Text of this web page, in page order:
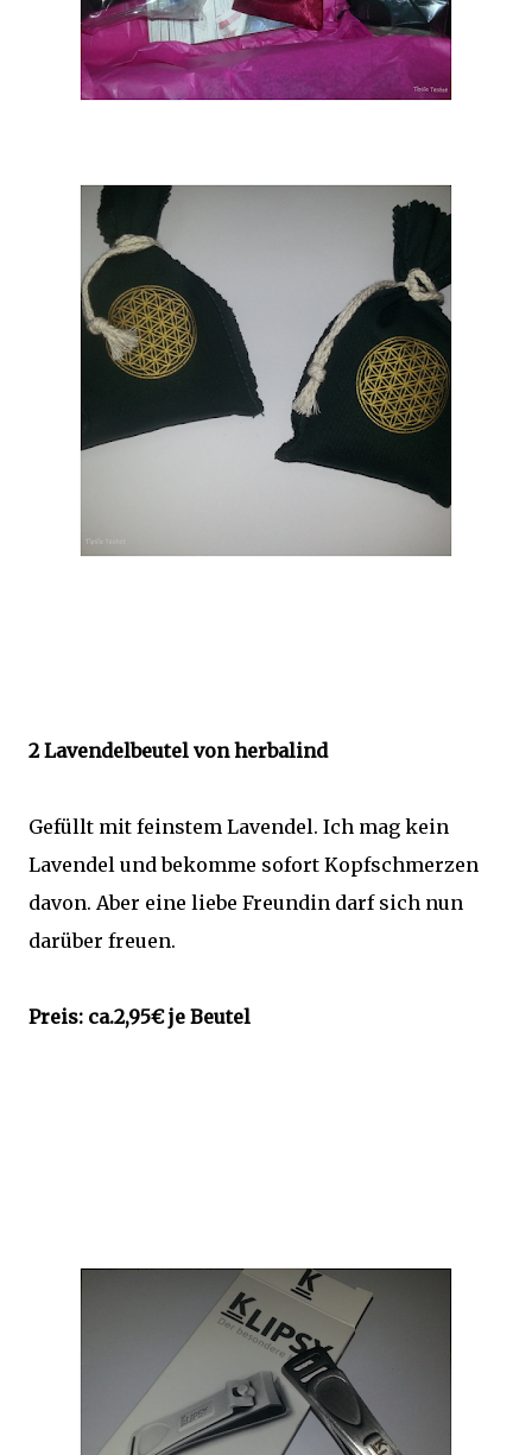
2 Lavendelbeutel von herbalind
Gefüllt mit feinstem Lavendel. Ich mag kein
Lavendel und bekomme sofort Kopfschmerzen
davon. Aber eine liebe Freundin darf sich nun
darüber freuen.
Preis: ca.2,95€ je Beutel